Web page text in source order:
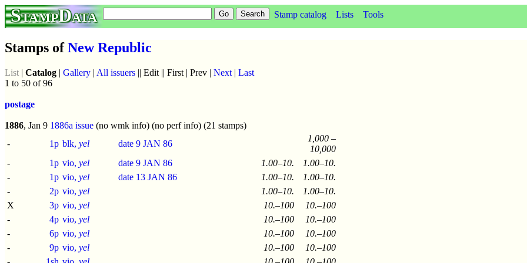
StampData Stamp catalog Lists Tools
Stamps ofNew Republic
List | Catalog | Gallery | All issuers || Edit || First | Prev | Next | Last
1 to 50 of 96
postage
1886, Jan 9 1886a issue (no wmk info) (no perf info) (21 stamps)
-
1p blk, yel date 9 JAN 86
1,000 –
10,000
-
1p vio, yel date 9 JAN 86 1.00–10.
1.00–10.
-
1p vio, yel date 13 JAN 86 1.00–10.
1.00–10.
-
2p vio, yel 1.00–10.
1.00–10.
X
3p vio, yel 10.–100
10.–100
-
4p vio, yel 10.–100
10.–100
-
6p vio, yel 10.–100
10.–100
-
9p vio, yel 10.–100
10.–100